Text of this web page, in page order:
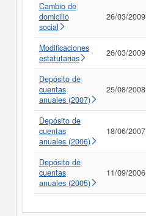
Cambio de
domicilio
social
26/03/2009
Modificaciones
estatutarias
26/03/2009
Depósito de
cuentas
anuales (2007)
25/08/2008
Depósito de
cuentas
anuales (2006)
18/06/2007
Depósito de
cuentas
anuales (2005)
11/09/2006